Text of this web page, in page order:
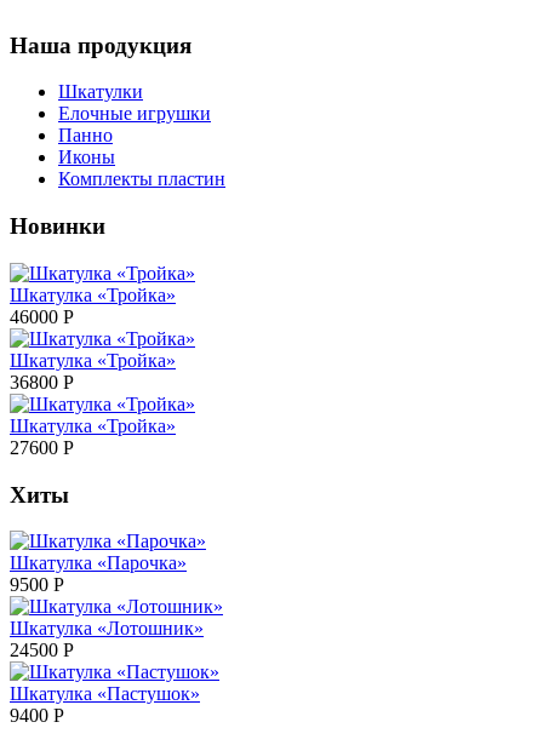
Наша продукция
Шкатулки
Елочные игрушки
Панно
Иконы
Комплекты пластин
Новинки
Шкатулка «Тройка»
46000 Р
Шкатулка «Тройка»
36800 Р
Шкатулка «Тройка»
27600 Р
Хиты
Шкатулка «Парочка»
9500 Р
Шкатулка «Лотошник»
24500 Р
Шкатулка «Пастушок»
9400 Р